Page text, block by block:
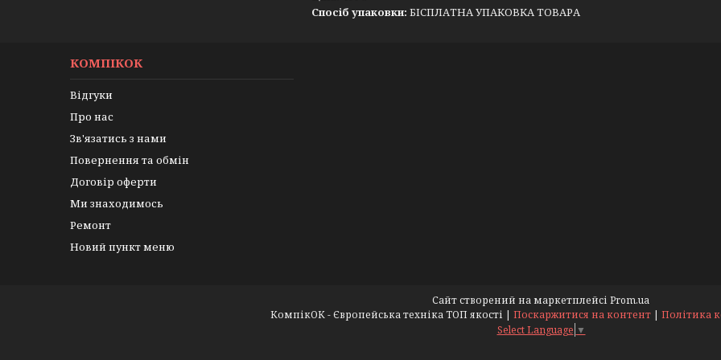
Спосіб упаковки: БІСПЛАТНА УПАКОВКА ТОВАРА
КОМПІКОК
Відгуки
Про нас
Зв'язатись з нами
Повернення та обмін
Договір оферти
Ми знаходимось
Ремонт
Новий пункт меню
Сайт створений на маркетплейсі Prom.ua
КомпікОК - Європейська техніка ТОП якості | Поскаржитися на контент | Політика
Select Language ▼